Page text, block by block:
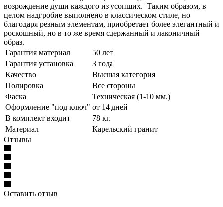
возрождение души каждого из усопших. Таким образом, в
целом надгробие выполнено в классическом стиле, но
благодаря резным элементам, приобретает более элегантный и
роскошный, но в то же время сдержанный и лаконичный
образ.
Гарантия материал
50 лет
Гарантия установка
3 года
Качество
Высшая категория
Полировка
Все стороны
Фаска
Техническая (1-10 мм.)
Оформление "под ключ" от 14 дней
В комплект входит
78 кг.
Материал
Карельский гранит
Отзывы
Оставить отзыв